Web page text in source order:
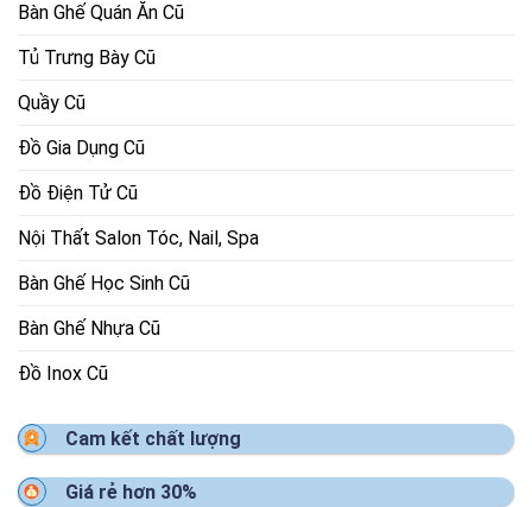
Bàn Ghế Quán Ăn Cũ
Tủ Trưng Bày Cũ
Quầy Cũ
Đồ Gia Dụng Cũ
Đồ Điện Tử Cũ
Nội Thất Salon Tóc, Nail, Spa
Bàn Ghế Học Sinh Cũ
Bàn Ghế Nhựa Cũ
Đồ Inox Cũ
Cam kết chất lượng
Giá rẻ hơn 30%